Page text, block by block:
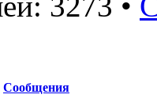
Сообщения